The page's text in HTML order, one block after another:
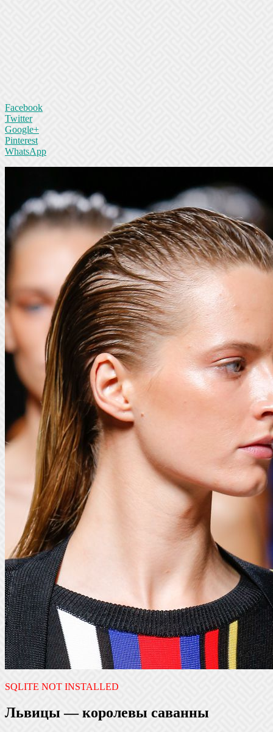
Facebook
Twitter
Google+
Pinterest
WhatsApp
SQLITE NOT INSTALLED
Львицы — королевы саванны